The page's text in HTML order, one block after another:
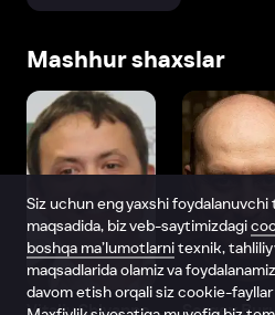
Mashhur shaxslar
Vitaliy Shlyappo Sergey
Siz uchun eng yaxshi foydalanuvchi
maqsadida, biz veb-saytimizdagi
boshqa ma’lumotlarnitexnik,
maqsadlarida olamiz va
davom etish orqali siz cookie-fayllar